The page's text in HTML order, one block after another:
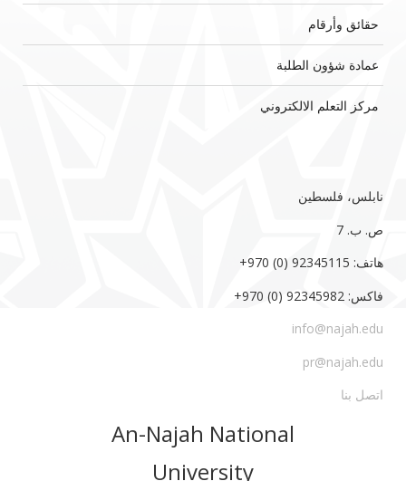
حقائق وأرقام
عمادة شؤون الطلبة
مركز التعلم الالكتروني
نابلس، فلسطين
ص. ب. 7‏
هاتف: 92345115 (0) 970‏‎+‎
فاكس: 92345982 (0) 970‏‎+‎
info@najah.edu
pr@najah.edu
اتصل بنا
An-Najah National
University